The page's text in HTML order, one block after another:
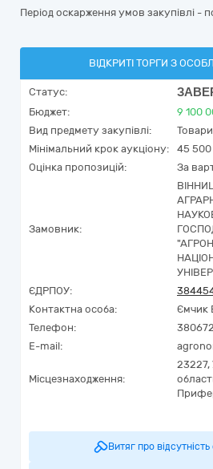
Період оскарження умов закупівлі -
ВІДКРИТІ ТОРГИ З
Статус:
Бюджет: 9 100
Вид предмету закупівлі:
Товари
Мінімальний крок аукціону:
45 500
Оцінка пропозицій:
За
Замовник:
ЄДРПОУ:
Контактна особа:
Ємчик
Телефон:
E-mail:
Місцезнаходження:
23227,
Витяг про відсутність